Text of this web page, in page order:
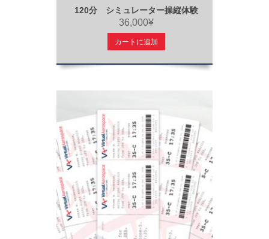
120分 シミュレーター操縦体験
36,000¥
カートに追加